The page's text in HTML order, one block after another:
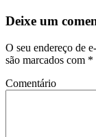
Deixe um
O seu endereço de
são marcados com *
Comentário